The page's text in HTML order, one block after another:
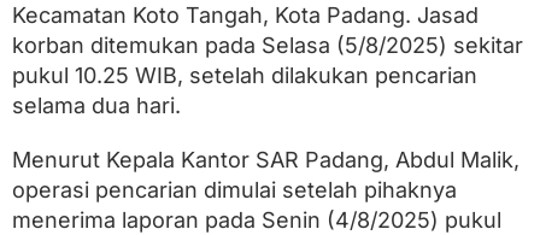
b
a
k
d
i
a
n
t
a
Kecamatan Koto Tangah, Kota Padang. Jasad
korban ditemukan pada Selasa (5/8/2025) sekitar
pukul 10.25 WIB, setelah dilakukan pencarian
selama dua hari.
Menurut Kepala Kantor SAR Padang, Abdul Malik,
operasi pencarian dimulai setelah pihaknya
menerima laporan pada Senin (4/8/2025) pukul